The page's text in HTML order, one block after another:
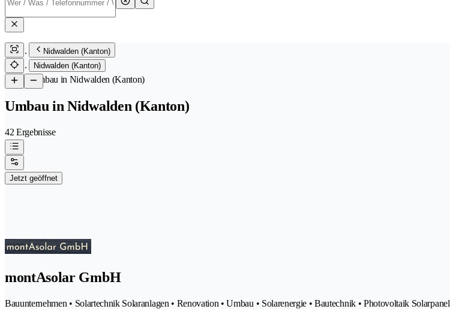
Nidwalden (Kanton)
Nidwalden (Kanton)
/Umbau in Nidwalden (Kanton)
Umbau in Nidwalden (Kanton)
42 Ergebnisse
Jetzt geöffnet
montAsolar GmbH
Bauunternehmen • Solartechnik Solaranlagen • Renovation • Umbau • Solarenergie • Bautechnik • Photovoltaik Solarpanel